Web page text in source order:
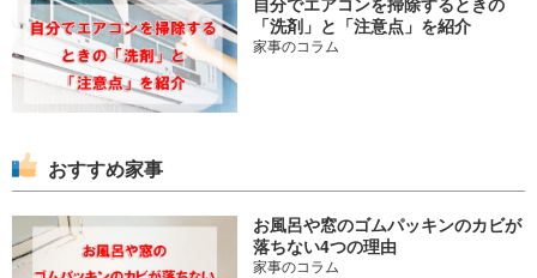
「洗剤」と「注意点」を紹介
家事のコラム
おすすめ家事
お風呂や窓のゴムパッキンのカビが
落ちない4つの理由
家事のコラム